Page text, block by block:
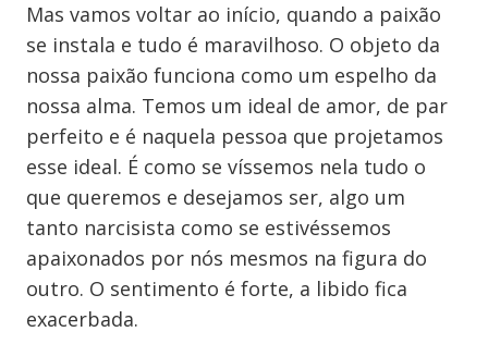
Mas vamos voltar ao início, quando a paixão
se instala e tudo é maravilhoso. O objeto da
nossa paixão funciona como um espelho da
nossa alma. Temos um ideal de amor, de par
perfeito e é naquela pessoa que projetamos
esse ideal. É como se víssemos nela tudo o
que queremos e desejamos ser, algo um
tanto narcisista como se estivéssemos
apaixonados por nós mesmos na figura do
outro. O sentimento é forte, a libido fica
exacerbada.